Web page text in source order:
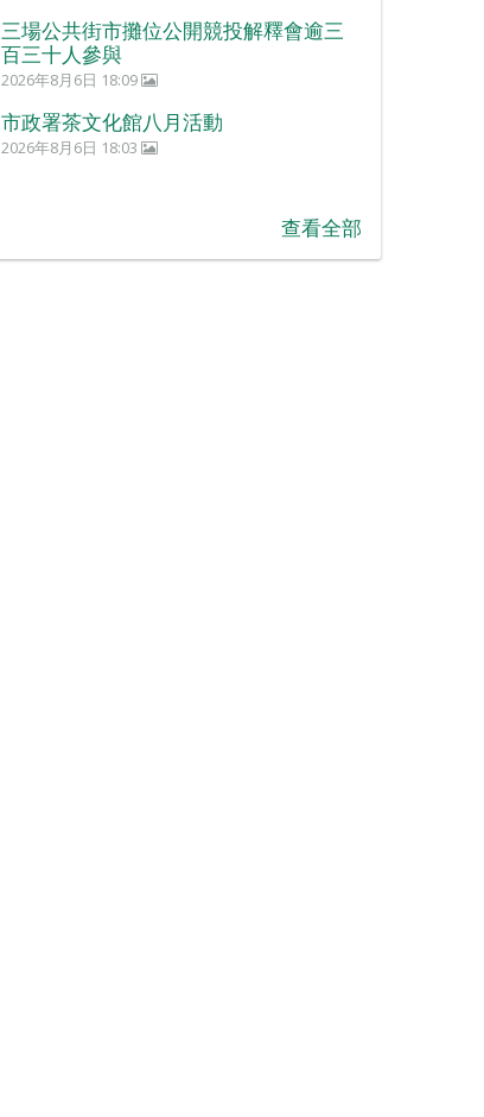
三場公共街市攤位公開競投解釋會逾三
百三十人參與
2026年8月6日 18:09
市政署茶文化館八月活動
2026年8月6日 18:03
查看全部